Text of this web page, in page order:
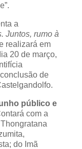
a
Juntos, rumo à
realizará em
20 de março,
de
público e
com a
do Imã